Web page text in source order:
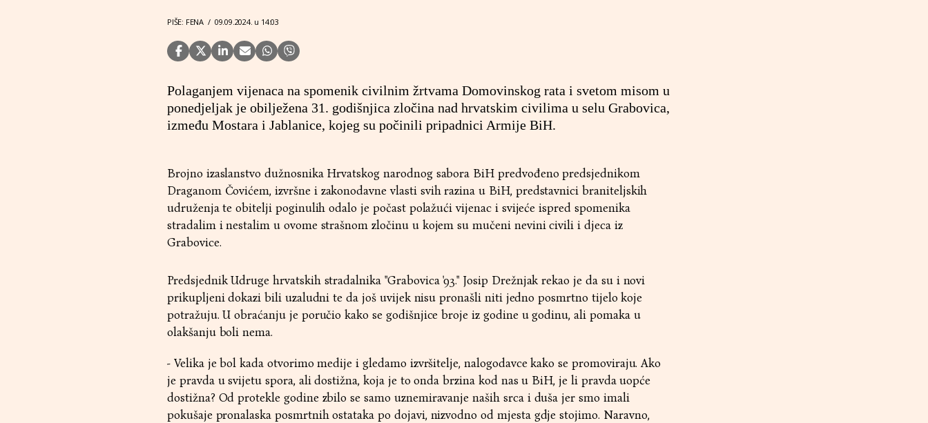
PIŠE: FENA / 09.09.2024. u 14:03
Polaganjem vijenaca na spomenik civilnim žrtvama Domovinskog rata i svetom misom u
ponedjeljak je obilježena 31. godišnjica zločina nad hrvatskim civilima u selu Grabovica,
između Mostara i Jablanice, kojeg su počinili pripadnici Armije BiH.
Brojno izaslanstvo dužnosnika Hrvatskog narodnog sabora BiH predvođeno predsjednikom
Draganom Čovićem, izvršne i zakonodavne vlasti svih razina u BiH, predstavnici braniteljskih
udruženja te obitelji poginulih odalo je počast polažući vijenac i svijeće ispred spomenika
stradalim i nestalim u ovome strašnom zločinu u kojem su mučeni nevini civili i djeca iz
Grabovice.
Predsjednik Udruge hrvatskih stradalnika "Grabovica '93." Josip Drežnjak rekao je da su i novi
prikupljeni dokazi bili uzaludni te da još uvijek nisu pronašli niti jedno posmrtno tijelo koje
potražuju. U obraćanju je poručio kako se godišnjice broje iz godine u godinu, ali pomaka u
olakšanju boli nema.
- Velika je bol kada otvorimo medije i gledamo izvršitelje, nalogodavce kako se promoviraju. Ako
je pravda u svijetu spora, ali dostižna, koja je to onda brzina kod nas u BiH, je li pravda uopće
dostižna? Od protekle godine zbilo se samo uznemiravanje naših srca i duša jer smo imali
pokušaje pronalaska posmrtnih ostataka po dojavi, nizvodno od mjesta gdje stojimo. Naravno,